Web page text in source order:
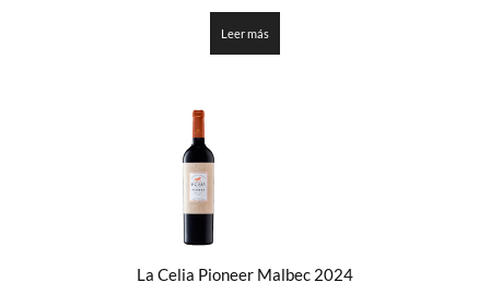
de 5
Leer más
La Celia Pioneer Malbec 2024